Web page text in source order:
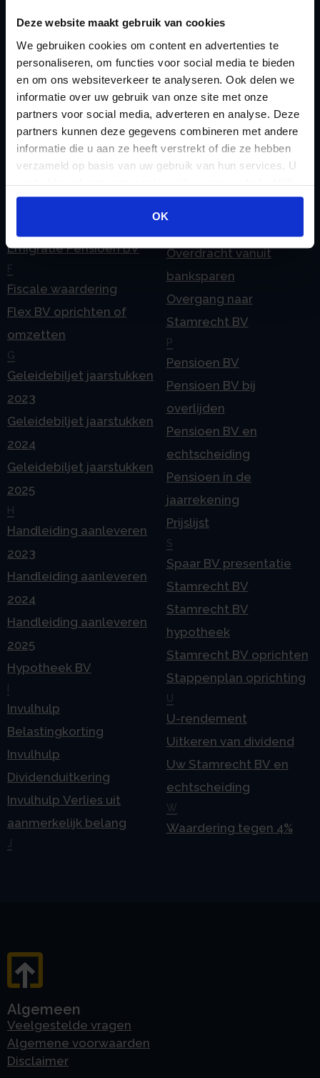
Deze website maakt gebruik van cookies
We gebruiken cookies om content en advertenties te
personaliseren, om functies voor social media te bieden
en om ons websiteverkeer te analyseren. Ook delen we
informatie over uw gebruik van onze site met onze
partners voor social media, adverteren en analyse. Deze
partners kunnen deze gegevens combineren met andere
informatie die u aan ze heeft verstrekt of die ze hebben
verzameld op basis van uw gebruik van hun services. U
gaat akkoord met onze cookies als u onze website blijft
gebruiken.
OK
Checklist IB 2023 (Word)
Checklist IB 2024 (PDF)
Checklist IB 2024 (Word)
Checklist IB 2025 (PDF)
Checklist IB 2025 (Word)
Contact
Stamrecht BV
Emigratie Pensioen BV
F
Fiscale waardering
Flex BV oprichten of
omzetten
G
Geleidebiljet jaarstukken
2023
Geleidebiljet jaarstukken
2024
Geleidebiljet jaarstukken
2025
H
Handleiding aanleveren
2023
Handleiding aanleveren
2024
Handleiding aanleveren
2025
Hypotheek BV
Invulhulp
Belastingkorting
Invulhulp
Dividenduitkering
Invulhulp Verlies uit
aanmerkelijk belang
J
Mogelijkheden
Stamrecht BV
ODV BV
Ontbinden Stamrecht
BV
Onzakelijke lening
Stamrecht BV
Overdracht vanuit
banksparen
Overgang naar
Stamrecht BV
P
Pensioen BV
Pensioen BV bij
overlijden
Pensioen BV en
echtscheiding
Pensioen in de
jaarrekening
Prijslijst
S
Spaar BV presentatie
Stamrecht BV
Stamrecht BV
hypotheek
Stamrecht BV oprichten
Stappenplan oprichting
U
U-rendement
Uitkeren van dividend
Uw Stamrecht BV en
echtscheiding
W
Waardering tegen 4%
Algemeen
Veelgestelde vragen
Algemene voorwaarden
Disclaimer